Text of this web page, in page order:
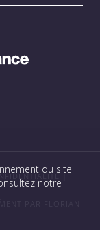
du site
notre
.
|
PAR